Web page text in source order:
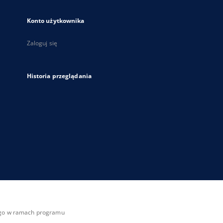
Konto użytkownika
Zaloguj się
Historia przeglądania
w ramach programu